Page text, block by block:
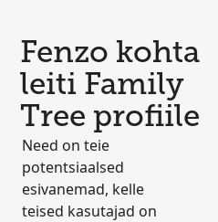
Fenzo kohta
leiti Family
Tree profiile
Need on teie
potentsiaalsed
esivanemad, kelle
teised kasutajad on